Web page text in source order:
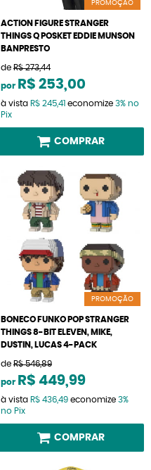
PROMOÇÃO
ACTION FIGURE STRANGER
THINGS Q POSKET EDDIE MUNSON
BANPRESTO
de R$ 273,44
por R$ 253,00
à vista R$ 245,41 economize 3% no
Pix
COMPRAR
PROMOÇÃO
BONECO FUNKO POP STRANGER
THINGS 8-BIT ELEVEN, MIKE,
DUSTIN, LUCAS 4-PACK
de R$ 546,89
por R$ 449,99
à vista R$ 436,49 economize 3%
no Pix
COMPRAR